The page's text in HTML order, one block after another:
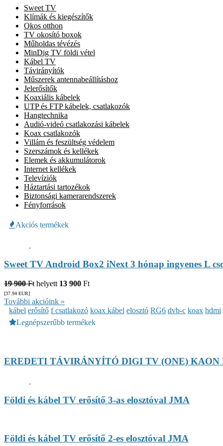
Sweet TV
Klímák és kiegészítők
Okos otthon
TV okosító boxok
Műholdas tévézés
MinDig TV földi vétel
Kábel TV
Távirányítók
Műszerek antennabeállításhoz
Jelerősítők
Koaxiális kábelek
UTP és FTP kábelek, csatlakozók
Hangtechnika
Audió-videó csatlakozási kábelek
Koax csatlakozók
Villám és feszültség védelem
Szerszámok és kellékek
Elemek és akkumulátorok
Internet kellékek
Televíziók
Háztartási tartozékok
Biztonsági kamerarendszerek
Fényforrások
Akciós termékek
Sweet TV Android Box2 iNext 3 hónap ingyenes L
19 900 Ft helyett 13 900 Ft
[37.94 EUR]
További akcióink »
kábel erősítő f csatlakozó koax kábel elosztó RG6 dvb-c koax hdmi
Legnépszerűbb termékek
EREDETI TÁVIRÁNYÍTÓ DIGI TV (ONE) KAON
Földi és kábel TV erősítő 3-as elosztóval JMA
Földi és kábel TV erősítő 2-es elosztóval JMA